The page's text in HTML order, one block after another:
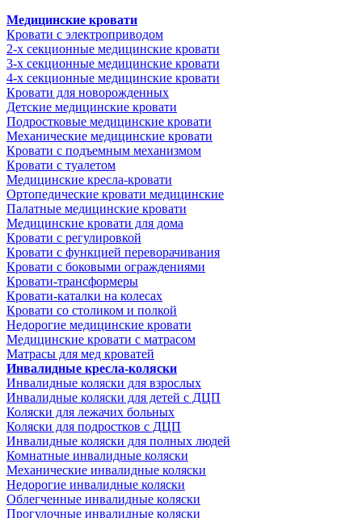
Медицинские кровати
Кровати с электроприводом
2-х секционные медицинские кровати
3-х секционные медицинские кровати
4-х секционные медицинские кровати
Кровати для новорожденных
Детские медицинские кровати
Подростковые медицинские кровати
Механические медицинские кровати
Кровати с подъемным механизмом
Кровати с туалетом
Медицинские крeсла-кровати
Ортопедические кровати медицинские
Палатные медицинские кровати
Медицинские кровати для дома
Кровати с регулировкой
Кровати с функцией переворачивания
Кровати с боковыми ограждениями
Кровати-трансформеры
Кровати-каталки на колесах
Кровати со столиком и полкой
Недорогие медицинские кровати
Медицинские кровати с матрасом
Матрасы для мед кроватей
Инвалидные кресла-коляски
Инвалидные коляски для взрослых
Инвалидные коляски для детей с ДЦП
Коляски для лежачих больных
Коляски для подростков с ДЦП
Инвалидные коляски для полных людей
Комнатные инвалидные коляски
Механические инвалидные коляски
Недорогие инвалидные коляски
Облегченные инвалидные коляски
Прогулочные инвалидные коляски